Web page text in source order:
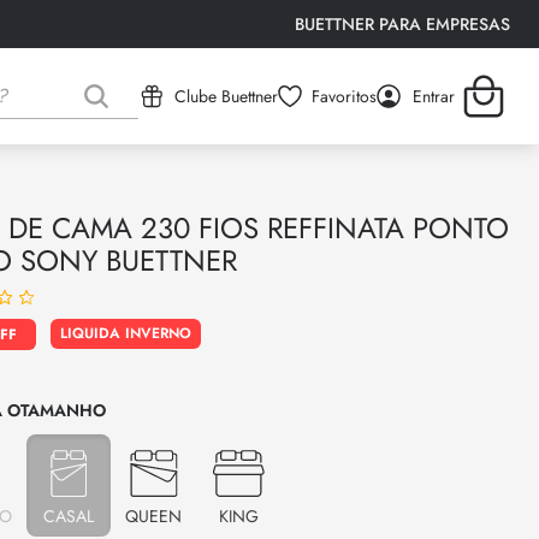
BUETTNER PARA EMPRESAS
Clube Buettner Favoritos Entrar
CAMA 230 FIOS REFFINATA PONTO
SONY BUETTNER
LIQUIDA INVERNO
TAMANHO
CASAL QUEEN KING